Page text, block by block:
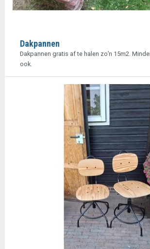
Dakpannen
Dakpannen gratis af te halen zo’n 15m2.
ook.